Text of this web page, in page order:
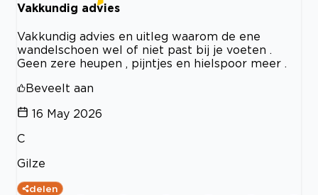
Vakkundig advies
Vakkundig advies en uitleg waarom de ene
wandelschoen wel of niet past bij je voeten .
Geen zere heupen , pijntjes en hielspoor meer .
Beveelt aan
16 May 2026
C
Gilze
delen